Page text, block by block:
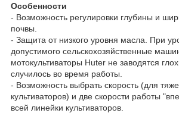
Особенности
- Возможность регулировки глубины и
почвы.
- Защита от низкого уровня масла. При
допустимого сельскохозяйственные
мотокультиваторы Huter не заводятся
случилось во время работы.
- Возможность выбрать скорость (для
культиваторов) и две скорости работы
всей линейки культиваторов.